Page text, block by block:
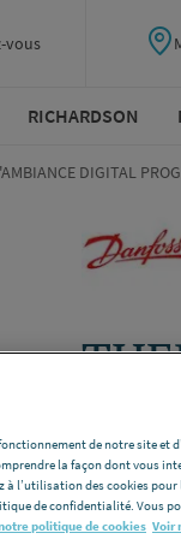
vous
RICHARDSON
DIGITAL
DANFOSS
de notre site et
la façon dont vous
l’utilisation des cookies pour
de confidentialité. Vous
politique de cookies Voir